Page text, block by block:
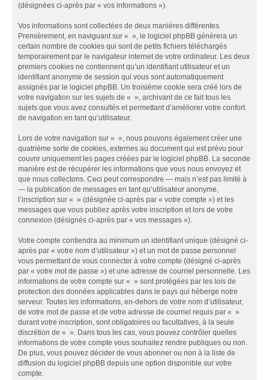
(désignées ci-après par « vos informations »).
Vos informations sont collectées de deux manières différentes.
Premièrement, en naviguant sur « », le logiciel phpBB génèrera un
certain nombre de cookies qui sont de petits fichiers téléchargés
temporairement par le navigateur internet de votre ordinateur. Les deux
premiers cookies ne contiennent qu’un identifiant utilisateur et un
identifiant anonyme de session qui vous sont automatiquement
assignés par le logiciel phpBB. Un troisième cookie sera créé lors de
votre navigation sur les sujets de « », archivant de ce fait tous les
sujets que vous avez consultés et permettant d’améliorer votre confort
de navigation en tant qu’utilisateur.
Lors de votre navigation sur « », nous pouvons également créer une
quatrième sorte de cookies, externes au document qui est prévu pour
couvrir uniquement les pages créées par le logiciel phpBB. La seconde
manière est de récupérer les informations que vous nous envoyez et
que nous collectons. Ceci peut correspondre — mais n’est pas limité à
— la publication de messages en tant qu’utilisateur anonyme,
l’inscription sur « » (désignée ci-après par « votre compte ») et les
messages que vous publiez après votre inscription et lors de votre
connexion (désignés ci-après par « vos messages »).
Votre compte contiendra au minimum un identifiant unique (désigné ci-
après par « votre nom d’utilisateur ») et un mot de passe personnel
vous permettant de vous connecter à votre compte (désigné ci-après
par « votre mot de passe ») et une adresse de courriel personnelle. Les
informations de votre compte sur « » sont protégées par les lois de
protection des données applicables dans le pays qui héberge notre
serveur. Toutes les informations, en-dehors de votre nom d’utilisateur,
de votre mot de passe et de votre adresse de courriel requis par « »
durant votre inscription, sont obligatoires ou facultatives, à la seule
discrétion de « ». Dans tous les cas, vous pouvez contrôler quelles
informations de votre compte vous souhaitez rendre publiques ou non.
De plus, vous pouvez décider de vous abonner ou non à la liste de
diffusion du logiciel phpBB depuis une option disponible sur votre
compte.